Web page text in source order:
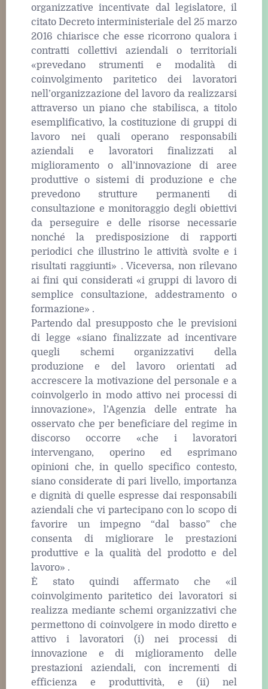
organizzative incentivate dal legislatore, il
citato Decreto interministeriale del 25 marzo
2016 chiarisce che esse ricorrono qualora i
contratti collettivi aziendali o territoriali
«prevedano strumenti e modalità di
coinvolgimento paritetico dei lavoratori
nell’organizzazione del lavoro da realizzarsi
attraverso un piano che stabilisca, a titolo
esemplificativo, la costituzione di gruppi di
lavoro nei quali operano responsabili
aziendali e lavoratori finalizzati al
miglioramento o all’innovazione di aree
produttive o sistemi di produzione e che
prevedono strutture permanenti di
consultazione e monitoraggio degli obiettivi
da perseguire e delle risorse necessarie
nonché la predisposizione di rapporti
periodici che illustrino le attività svolte e i
risultati raggiunti» . Viceversa, non rilevano
ai fini qui considerati «i gruppi di lavoro di
semplice consultazione, addestramento o
formazione» .
Partendo dal presupposto che le previsioni
di legge «siano finalizzate ad incentivare
quegli schemi organizzativi della
produzione e del lavoro orientati ad
accrescere la motivazione del personale e a
coinvolgerlo in modo attivo nei processi di
innovazione», l’Agenzia delle entrate ha
osservato che per beneficiare del regime in
discorso occorre «che i lavoratori
intervengano, operino ed esprimano
opinioni che, in quello specifico contesto,
siano considerate di pari livello, importanza
e dignità di quelle espresse dai responsabili
aziendali che vi partecipano con lo scopo di
favorire un impegno “dal basso” che
consenta di migliorare le prestazioni
produttive e la qualità del prodotto e del
lavoro» .
È stato quindi affermato che «il
coinvolgimento paritetico dei lavoratori si
realizza mediante schemi organizzativi che
permettono di coinvolgere in modo diretto e
attivo i lavoratori (i) nei processi di
innovazione e di miglioramento delle
prestazioni aziendali, con incrementi di
efficienza e produttività, e (ii) nel